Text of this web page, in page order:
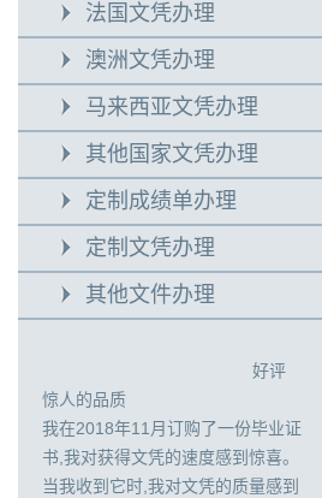
法国文凭办理
澳洲文凭办理
马来西亚文凭办理
其他国家文凭办理
定制成绩单办理
定制文凭办理
其他文件办理
好评
惊人的品质
我在2018年11月订购了一份毕业证
书,我对获得文凭的速度感到惊喜。
当我收到它时,我对文凭的质量感到